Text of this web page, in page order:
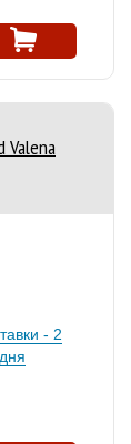
Valena
- 2